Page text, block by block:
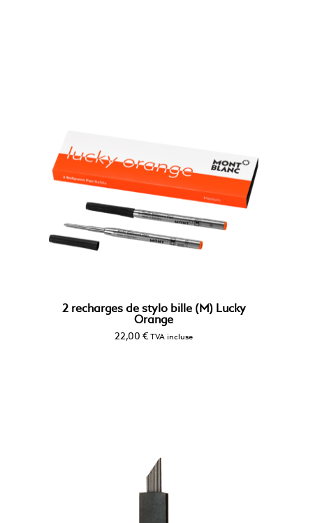
2 recharges de stylo bille (M) Lucky
Orange
22,00 € TVA incluse